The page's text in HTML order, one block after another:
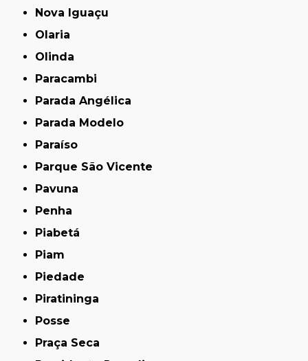
Nova Iguaçu
Olaria
Olinda
Paracambi
Parada Angélica
Parada Modelo
Paraíso
Parque São Vicente
Pavuna
Penha
Piabetá
Piam
Piedade
Piratininga
Posse
Praça Seca